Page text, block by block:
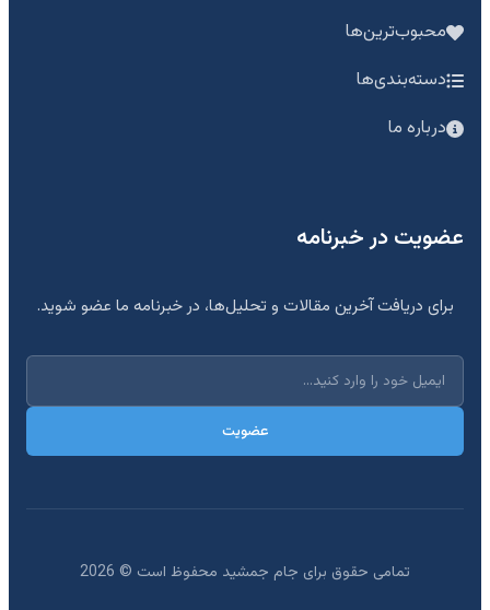
محبوب‌ترین‌ها
دسته‌بندی‌ها
درباره ما
عضویت در خبرنامه
برای دریافت آخرین مقالات و تحلیل‌ها، در خبرنامه ما عضو شوید.
عضویت
تمامی حقوق برای جام جمشید محفوظ است © 2026